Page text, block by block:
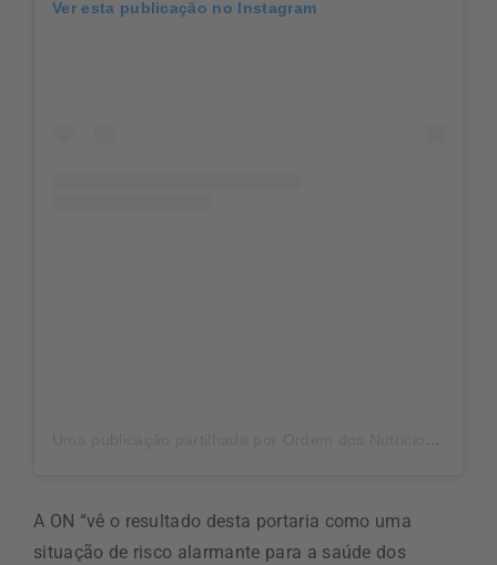
Ver esta publicação no Instagram
A ON “vê o resultado desta portaria como uma
situação de risco alarmante para a saúde dos